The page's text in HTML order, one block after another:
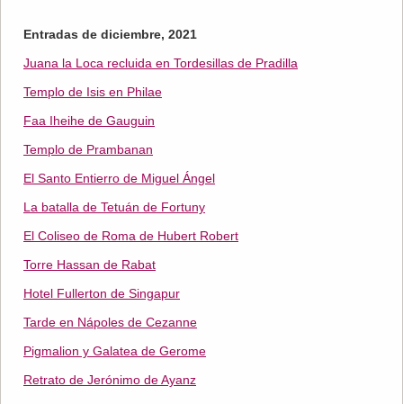
Entradas de diciembre, 2021
Juana la Loca recluida en Tordesillas de Pradilla
Templo de Isis en Philae
Faa Iheihe de Gauguin
Templo de Prambanan
El Santo Entierro de Miguel Ángel
La batalla de Tetuán de Fortuny
El Coliseo de Roma de Hubert Robert
Torre Hassan de Rabat
Hotel Fullerton de Singapur
Tarde en Nápoles de Cezanne
Pigmalion y Galatea de Gerome
Retrato de Jerónimo de Ayanz